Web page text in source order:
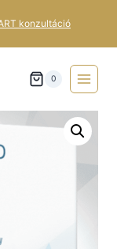
konzultáció
0